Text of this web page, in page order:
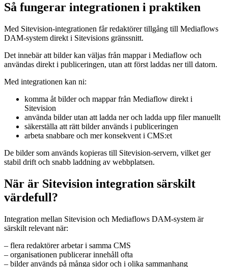
Så fungerar integrationen i praktiken
Med Sitevision-integrationen får redaktörer tillgång till Mediaflows
DAM-system direkt i Sitevisions gränssnitt.
Det innebär att bilder kan väljas från mappar i Mediaflow och
användas direkt i publiceringen, utan att först laddas ner till datorn.
Med integrationen kan ni:
komma åt bilder och mappar från Mediaflow direkt i
Sitevision
använda bilder utan att ladda ner och ladda upp filer manuellt
säkerställa att rätt bilder används i publiceringen
arbeta snabbare och mer konsekvent i CMS:et
De bilder som används kopieras till Sitevision-servern, vilket ger
stabil drift och snabb laddning av webbplatsen.
När är Sitevision integration särskilt
värdefull?
Integration mellan Sitevision och Mediaflows DAM-system är
särskilt relevant när:
– flera redaktörer arbetar i samma CMS
– organisationen publicerar innehåll ofta
– bilder används på många sidor och i olika sammanhang